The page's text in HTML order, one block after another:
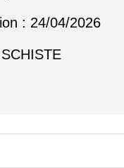
: 24/04/2026